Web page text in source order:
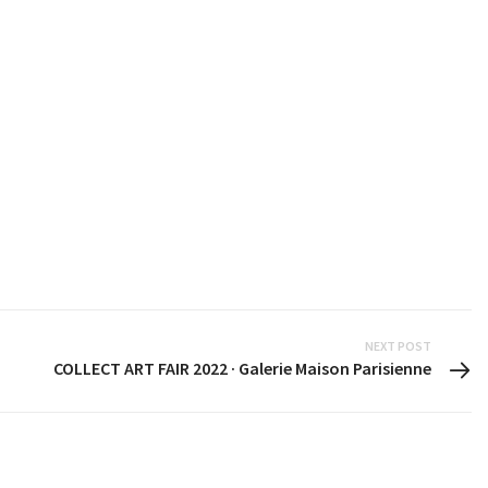
NEXT POST
COLLECT ART FAIR 2022 · Galerie Maison Parisienne